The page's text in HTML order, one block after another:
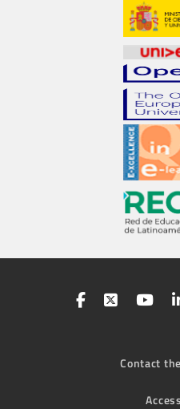
Contact